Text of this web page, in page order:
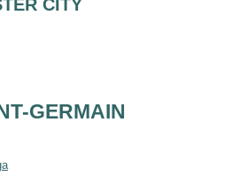
CITY
GERMAIN